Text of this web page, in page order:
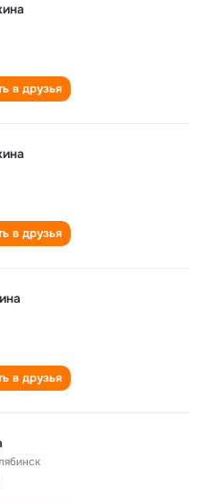
в друзья
в друзья
в друзья